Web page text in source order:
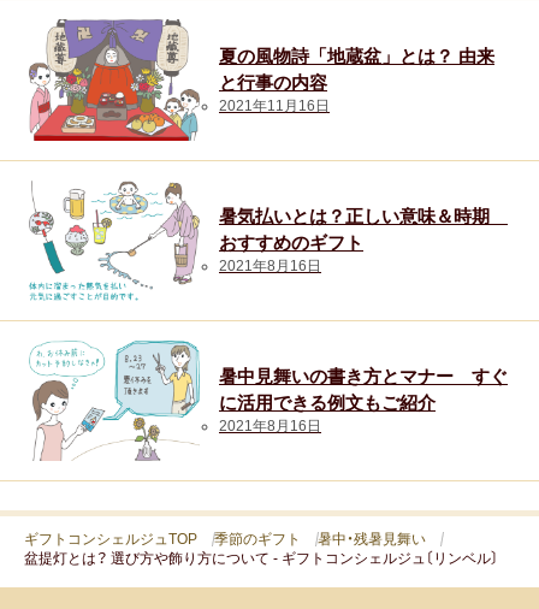
人気・ランキング
おすすめ
おしゃれ
結婚内祝い
結婚 お返し 入進学のお返し
長寿祝い
夏の風物詩「地蔵盆」とは？ 由来
と行事の内容
2021年11月16日
暑気払いとは？正しい意味＆時期
おすすめのギフト
2021年8月16日
暑中見舞いの書き方とマナー すぐ
に活用できる例文もご紹介
2021年8月16日
ギフトコンシェルジュTOP 季節のギフト
暑中・残暑見舞い
盆提灯とは？ 選び方や飾り方について - ギフトコンシェルジュ〔リンベル〕